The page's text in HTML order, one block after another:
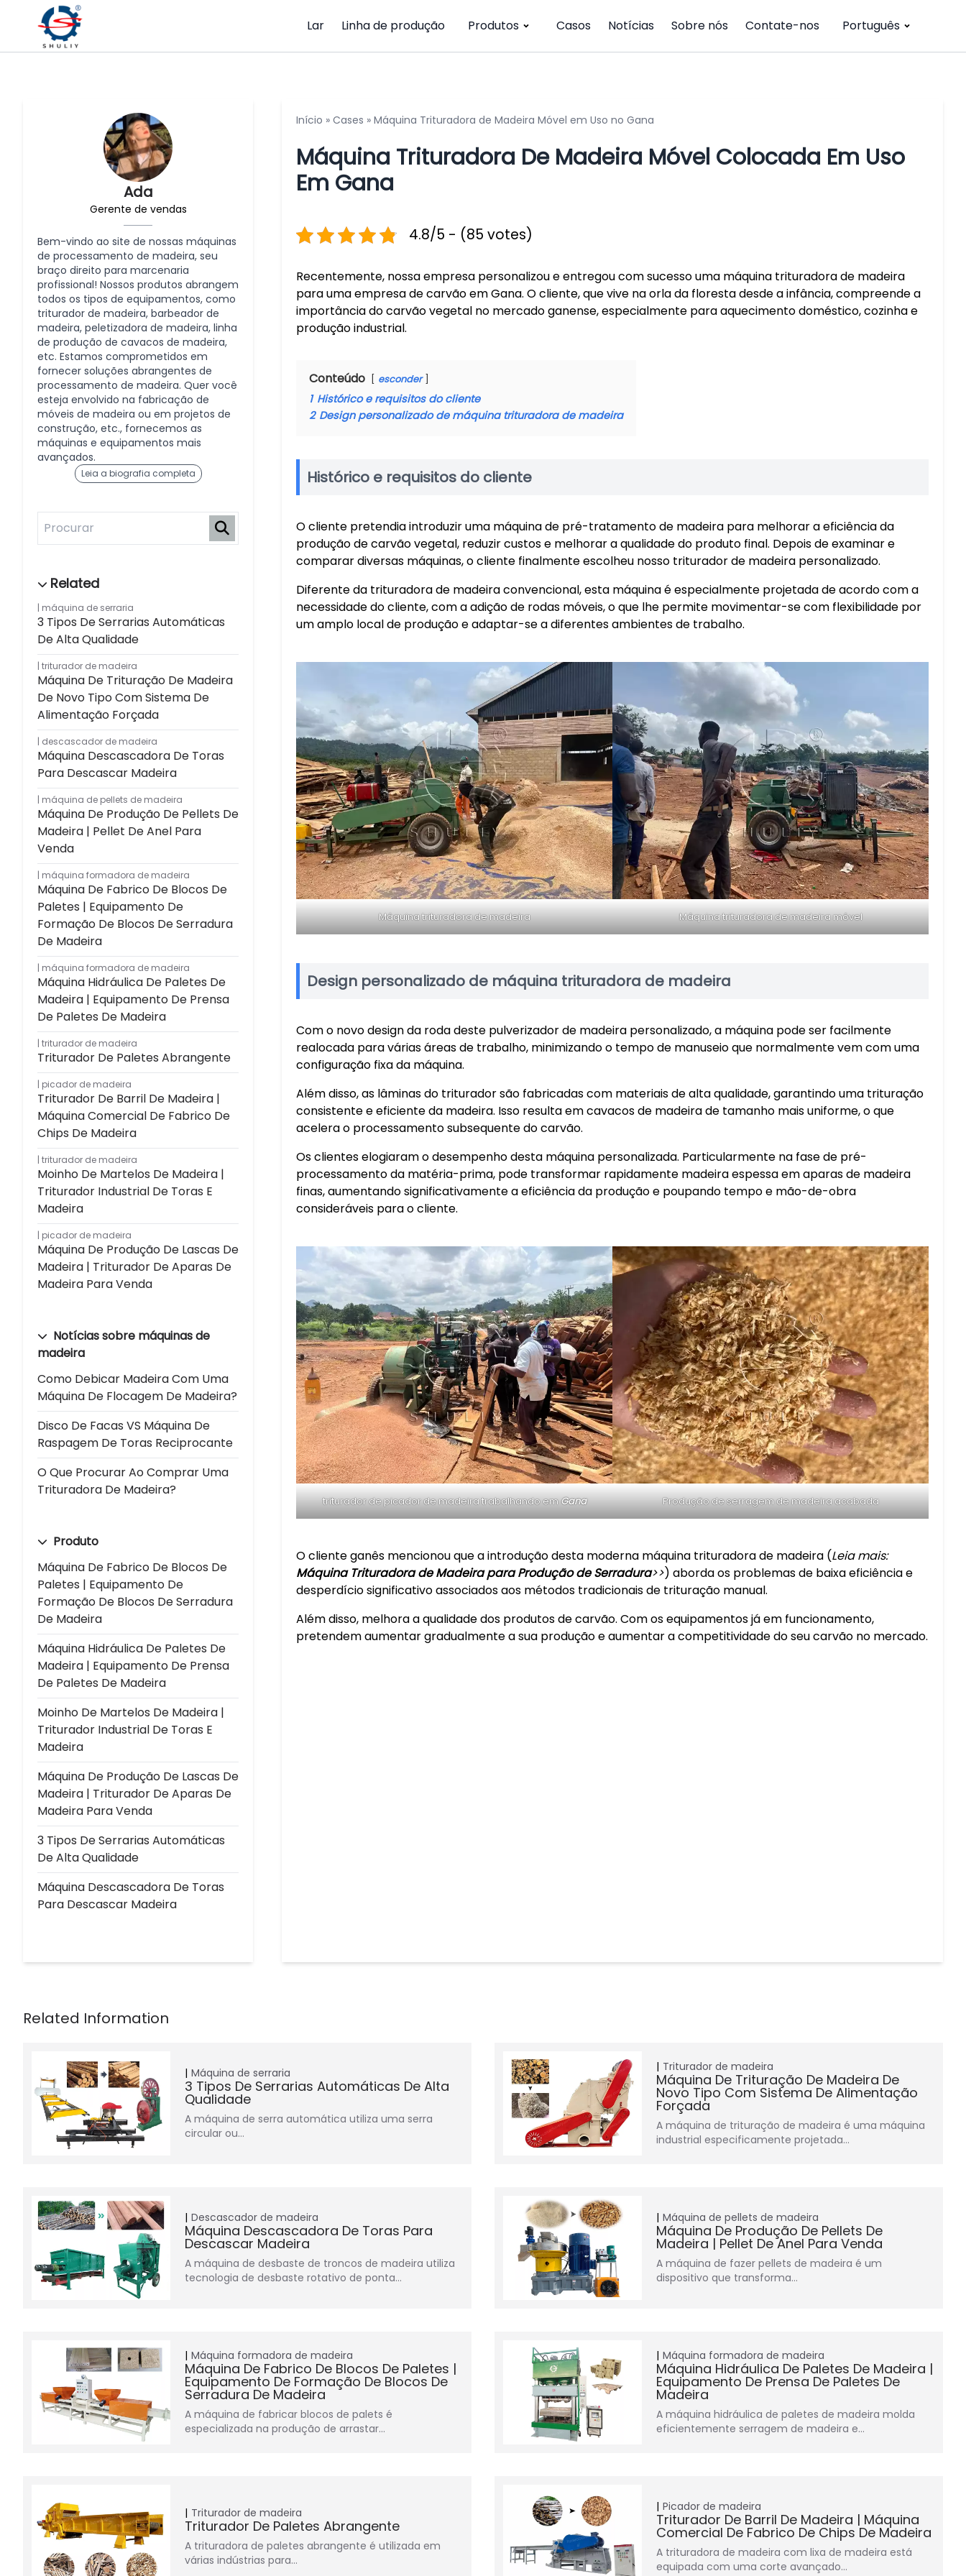
Lar Linha de produção Produtos Casos Notícias Sobre nós Contate-nos Português
Ada
Gerente de vendas
Bem-vindo ao site de nossas máquinas
de processamento de madeira, seu
braço direito para marcenaria
profissional! Nossos produtos abrangem
todos os tipos de equipamentos, como
triturador de madeira, barbeador de
madeira, peletizadora de madeira, linha
de produção de cavacos de madeira,
etc. Estamos comprometidos em
fornecer soluções abrangentes de
processamento de madeira. Quer você
esteja envolvido na fabricação de
móveis de madeira ou em projetos de
construção, etc., fornecemos as
máquinas e equipamentos mais
avançados.
Leia a biografia completa
máquina de serraria
3 Tipos De Serrarias Automáticas
De Alta Qualidade
triturador de madeira
Máquina De Trituração De Madeira
De Novo Tipo Com Sistema De
Alimentação Forçada
descascador de madeira
Máquina Descascadora De Toras
Para Descascar Madeira
máquina de pellets de madeira
Máquina De Produção De Pellets De
Madeira | Pellet De Anel Para
Venda
máquina formadora de madeira
Máquina De Fabrico De Blocos De
Paletes | Equipamento De
Formação De Blocos De Serradura
De Madeira
máquina formadora de madeira
Máquina Hidráulica De Paletes De
Madeira | Equipamento De Prensa
De Paletes De Madeira
triturador de madeira
Triturador De Paletes Abrangente
picador de madeira
Triturador De Barril De Madeira |
Máquina Comercial De Fabrico De
Chips De Madeira
triturador de madeira
Moinho De Martelos De Madeira |
Triturador Industrial De Toras E
Madeira
picador de madeira
Máquina De Produção De Lascas De
Madeira | Triturador De Aparas De
Madeira Para Venda
Notícias sobre máquinas de
madeira
Como Debicar Madeira Com Uma
Máquina De Flocagem De Madeira?
Disco De Facas VS Máquina De
Raspagem De Toras Reciprocante
O Que Procurar Ao Comprar Uma
Trituradora De Madeira?
Produto
Máquina De Fabrico De Blocos De
Paletes | Equipamento De
Formação De Blocos De Serradura
De Madeira
Máquina Hidráulica De Paletes De
Madeira | Equipamento De Prensa
De Paletes De Madeira
Moinho De Martelos De Madeira |
Triturador Industrial De Toras E
Madeira
Máquina De Produção De Lascas De
Madeira | Triturador De Aparas De
Madeira Para Venda
3 Tipos De Serrarias Automáticas
De Alta Qualidade
Máquina Descascadora De Toras
Para Descascar Madeira
Início » Cases » Máquina Trituradora de Madeira Móvel em Uso no Gana
Máquina Trituradora De Madeira Móvel Colocada Em Uso
Em Gana
4.8/5 - (85 votes)
Recentemente, nossa empresa personalizou e entregou com sucesso uma máquina trituradora de madeira
para uma empresa de carvão em Gana. O cliente, que vive na orla da floresta desde a infância, compreende a
importância do carvão vegetal no mercado ganense, especialmente para aquecimento doméstico, cozinha e
produção industrial.
Conteúdo esconder
1 Histórico e requisitos do cliente
2 Design personalizado de máquina trituradora de madeira
Histórico e requisitos do cliente
O cliente pretendia introduzir uma máquina de pré-tratamento de madeira para melhorar a eficiência da
produção de carvão vegetal, reduzir custos e melhorar a qualidade do produto final. Depois de examinar e
comparar diversas máquinas, o cliente finalmente escolheu nosso triturador de madeira personalizado.
Diferente da trituradora de madeira convencional, esta máquina é especialmente projetada de acordo com a
necessidade do cliente, com a adição de rodas móveis, o que lhe permite movimentar-se com flexibilidade por
um amplo local de produção e adaptar-se a diferentes ambientes de trabalho.
Máquina trituradora de madeira Máquina trituradora de madeira móvel
Design personalizado de máquina trituradora de madeira
Com o novo design da roda deste pulverizador de madeira personalizado, a máquina pode ser facilmente
realocada para várias áreas de trabalho, minimizando o tempo de manuseio que normalmente vem com uma
configuração fixa da máquina.
Além disso, as lâminas do triturador são fabricadas com materiais de alta qualidade, garantindo uma trituração
consistente e eficiente da madeira. Isso resulta em cavacos de madeira de tamanho mais uniforme, o que
acelera o processamento subsequente do carvão.
Os clientes elogiaram o desempenho desta máquina personalizada. Particularmente na fase de pré-
processamento da matéria-prima, pode transformar rapidamente madeira espessa em aparas de madeira
finas, aumentando significativamente a eficiência da produção e poupando tempo e mão-de-obra
consideráveis ​​para o cliente.
triturador de picador de madeira trabalhando emGana Produção de serragem de madeira acabada
O cliente ganês mencionou que a introdução desta moderna máquina trituradora de madeira (Leia mais:
Máquina Trituradora de Madeira para Produção de Serradura>>) aborda os problemas de baixa eficiência e
desperdício significativo associados aos métodos tradicionais de trituração manual.
Além disso, melhora a qualidade dos produtos de carvão. Com os equipamentos já em funcionamento,
pretendem aumentar gradualmente a sua produção e aumentar a competitividade do seu carvão no mercado.
Máquina de serraria
3 Tipos De Serrarias Automáticas De Alta
Qualidade
A máquina de serra automática utiliza uma serra
circular ou…
Triturador de madeira
Máquina De Trituração De Madeira De
Novo Tipo Com Sistema De Alimentação
Forçada
A máquina de trituração de madeira é uma máquina
industrial especificamente projetada…
Descascador de madeira
Máquina Descascadora De Toras Para
Descascar Madeira
A máquina de desbaste de troncos de madeira utiliza
tecnologia de desbaste rotativo de ponta…
Máquina de pellets de madeira
Máquina De Produção De Pellets De
Madeira | Pellet De Anel Para Venda
A máquina de fazer pellets de madeira é um
dispositivo que transforma…
Máquina formadora de madeira
Máquina De Fabrico De Blocos De Paletes |
Equipamento De Formação De Blocos De
Serradura De Madeira
A máquina de fabricar blocos de palets é
especializada na produção de arrastar…
Máquina formadora de madeira
Máquina Hidráulica De Paletes De Madeira |
Equipamento De Prensa De Paletes De
Madeira
A máquina hidráulica de paletes de madeira molda
eficientemente serragem de madeira e…
Triturador de madeira
Triturador De Paletes Abrangente
A trituradora de paletes abrangente é utilizada em
várias indústrias para…
Picador de madeira
Triturador De Barril De Madeira | Máquina
Comercial De Fabrico De Chips De Madeira
A trituradora de madeira com lixa de madeira está
equipada com uma corte avançado…